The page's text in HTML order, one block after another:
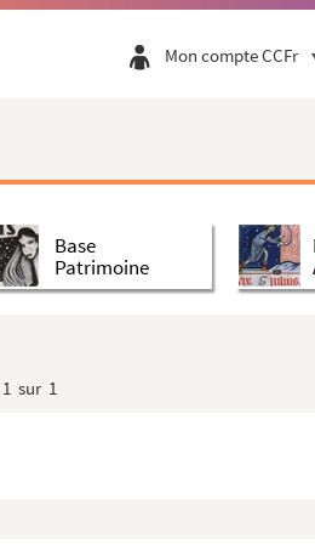
Mon compte CCFr
Base
Patrimoine
1 sur 1